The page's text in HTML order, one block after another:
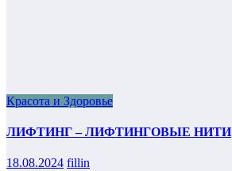
Красота и Здоровье
ЛИФТИНГ – ЛИФТИНГОВЫЕ НИТИ
18.08.2024 fillin